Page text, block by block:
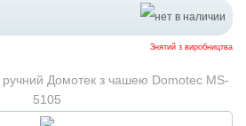
Знятий з виробництва
Домотек з чашею Domotec MS-
5105